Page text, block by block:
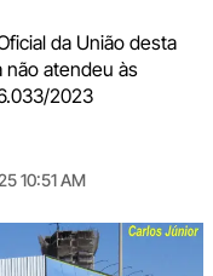
da União desta
atendeu às
2023
10:51 AM